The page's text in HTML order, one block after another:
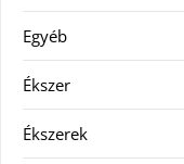
Egyéb
Ékszer
Ékszerek